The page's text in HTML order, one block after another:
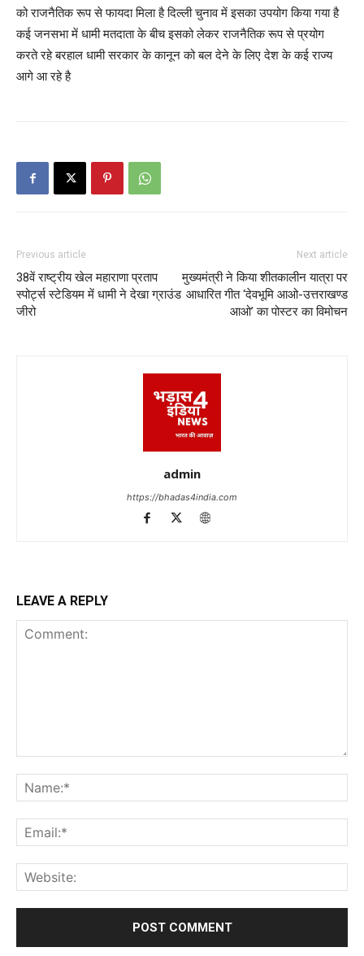
को राजनैतिक रूप से फायदा मिला है दिल्ली चुनाव में इसका उपयोग किया गया है
कई जनसभा में धामी मतदाता के बीच इसको लेकर राजनैतिक रूप से प्रयोग
करते रहे बरहाल धामी सरकार के कानून को बल देने के लिए देश के कई राज्य
आगे आ रहे है
Previous article
38वें राष्ट्रीय खेल महाराणा प्रताप
स्पोर्ट्स स्टेडियम में धामी ने देखा ग्राउंड
जीरो
Next article
मुख्यमंत्री ने किया शीतकालीन यात्रा पर
आधारित गीत ‘देवभूमि आओ-उत्तराखण्ड
आओ’ का पोस्टर का विमोचन
admin
https://bhadas4india.com
LEAVE A REPLY